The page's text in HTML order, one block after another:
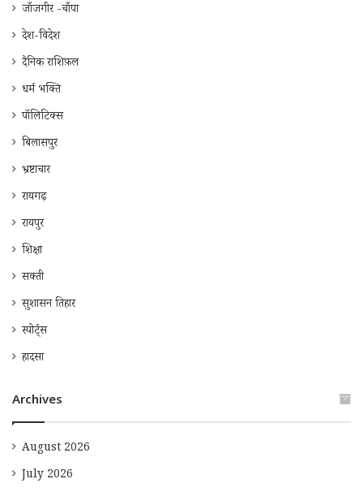
जाँजगीर -चाँपा
देश-विदेश
दैनिक राशिफ़ल
धर्म भक्ति
पॉलिटिक्स
बिलासपुर
भ्रष्टाचार
रायगढ़
रायपुर
शिक्षा
सक्ती
सुशासन तिहार
स्पोर्ट्स
हादसा
Archives
August 2026
July 2026